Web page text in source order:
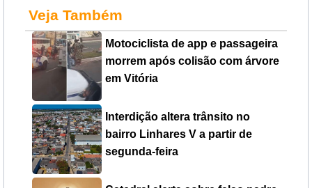
Veja Também
Motociclista de app e passageira
morrem após colisão com árvore
em Vitória
Interdição altera trânsito no
bairro Linhares V a partir de
segunda-feira